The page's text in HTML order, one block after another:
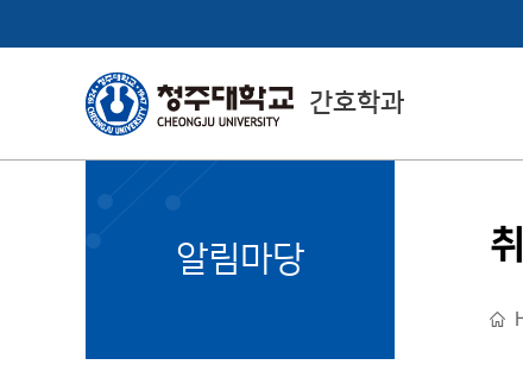
간호학과
College of Health
& Medical Sciences
알림마당